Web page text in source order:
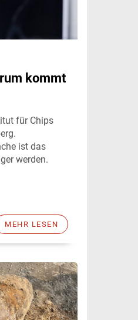
kommt
für Chips
ist das
werden.
MEHR LESEN